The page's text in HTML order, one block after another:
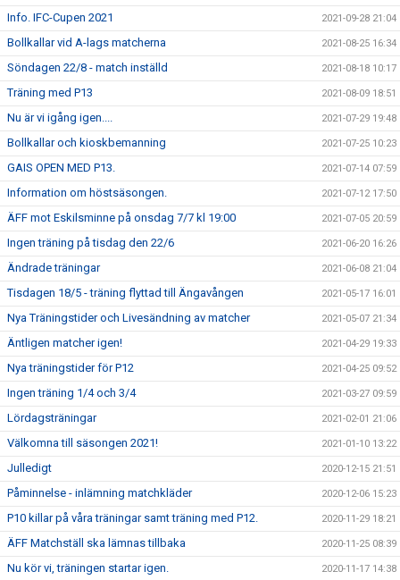
Info. IFC-Cupen 2021 2021-09-28 21:04
Bollkallar vid A-lags matcherna 2021-08-25 16:34
Söndagen 22/8 - match inställd 2021-08-18 10:17
Träning med P13 2021-08-09 18:51
Nu är vi igång igen.... 2021-07-29 19:48
Bollkallar och kioskbemanning 2021-07-25 10:23
GAIS OPEN MED P13. 2021-07-14 07:59
Information om höstsäsongen. 2021-07-12 17:50
ÄFF mot Eskilsminne på onsdag 7/7 kl 19:00 2021-07-05 20:59
Ingen träning på tisdag den 22/6 2021-06-20 16:26
Ändrade träningar 2021-06-08 21:04
Tisdagen 18/5 - träning flyttad till Ängavången 2021-05-17 16:01
Nya Träningstider och Livesändning av matcher 2021-05-07 21:34
Äntligen matcher igen! 2021-04-29 19:33
Nya träningstider för P12 2021-04-25 09:52
Ingen träning 1/4 och 3/4 2021-03-27 09:59
Lördagsträningar 2021-02-01 21:06
Välkomna till säsongen 2021! 2021-01-10 13:22
Julledigt 2020-12-15 21:51
Påminnelse - inlämning matchkläder 2020-12-06 15:23
P10 killar på våra träningar samt träning med P12. 2020-11-29 18:21
ÄFF Matchställ ska lämnas tillbaka 2020-11-25 08:39
Nu kör vi, träningen startar igen. 2020-11-17 14:38